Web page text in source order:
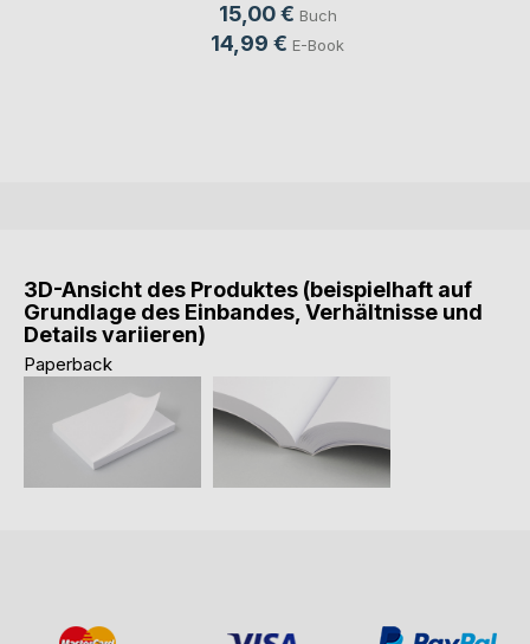
15,00 € Buch
14,99 € E-Book
3D-Ansicht des Produktes (beispielhaft auf
Grundlage des Einbandes, Verhältnisse und
Details variieren)
Paperback